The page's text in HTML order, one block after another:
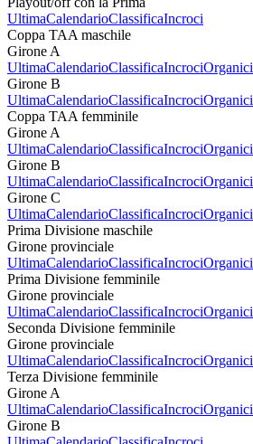
UltimaCalendarioClassificaIncroci
Coppa TAA maschile
Girone A
UltimaCalendarioClassificaIncrociOrganici
Girone B
UltimaCalendarioClassificaIncrociOrganici
Coppa TAA femminile
Girone A
UltimaCalendarioClassificaIncrociOrganici
Girone B
UltimaCalendarioClassificaIncrociOrganici
Girone C
UltimaCalendarioClassificaIncrociOrganici
Prima Divisione maschile
Girone provinciale
UltimaCalendarioClassificaIncrociOrganici
Prima Divisione femminile
Girone provinciale
UltimaCalendarioClassificaIncrociOrganici
Seconda Divisione femminile
Girone provinciale
UltimaCalendarioClassificaIncrociOrganici
Terza Divisione femminile
Girone A
UltimaCalendarioClassificaIncrociOrganici
Girone B